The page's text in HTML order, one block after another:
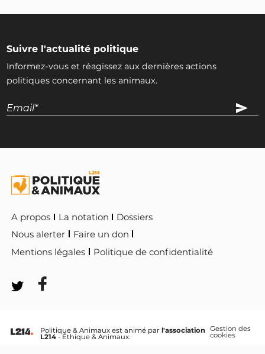
Suivre l'actualité politique
Informez-vous et réagissez aux dernières actions
politiques concernant les animaux.
A propos La notation
Dossiers
Nous alerter
Faire un don
Mentions légales
Politique de confidentialité
Politique & Animaux est animé parl'association
L214 - Éthique & Animaux.
Gestion des
cookies